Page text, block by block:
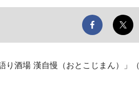
り酒場 漢自慢（おとこじまん）」